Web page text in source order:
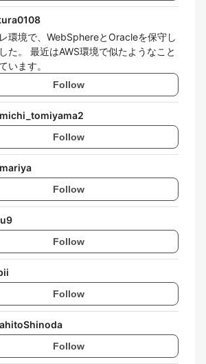
環境で、WebSphereとOracleを保守し
た。 最近はAWS環境で似たようなこと
います。
Follow
Follow
Follow
Follow
Follow
Follow